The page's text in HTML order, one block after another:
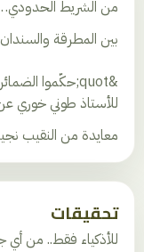
من الشريط الحدودي…
بين المطرقة
للأستاذ طوني خوري عن
معايدة من النقيب
تحقيقات
للأذكياء فقط.. من